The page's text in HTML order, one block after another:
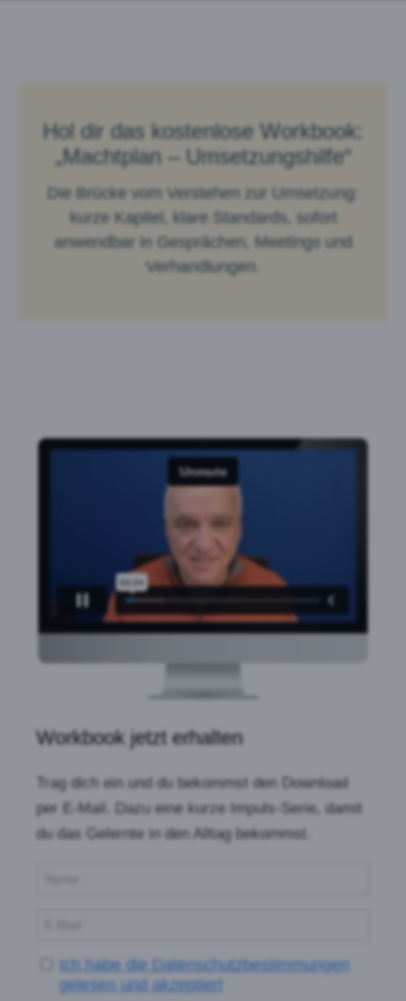
Hol dir das kostenlose Workbook:
„Machtplan – Umsetzungshilfe“
Die Brücke vom Verstehen zur Umsetzung:
kurze Kapitel, klare Standards, sofort
anwendbar in Gesprächen, Meetings und
Verhandlungen.
Workbook jetzt erhalten
Trag dich ein und du bekommst den Download
per E-Mail. Dazu eine kurze Impuls-Serie, damit
du das Gelernte in den Alltag bekommst.
Ich habe die Datenschutzbestimmungen
gelesen und akzeptiert